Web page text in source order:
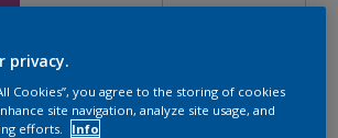
5 L 10 L
Verfcalculator
Bereken
privacy.
Cookies”, you agree to the storing of cookies
site navigation, analyze site usage, and
efforts.
Info